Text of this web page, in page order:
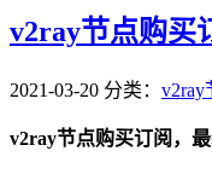
v2ray节点购买
2021-03-20 分类： v2ray
v2ray节点购买订阅，